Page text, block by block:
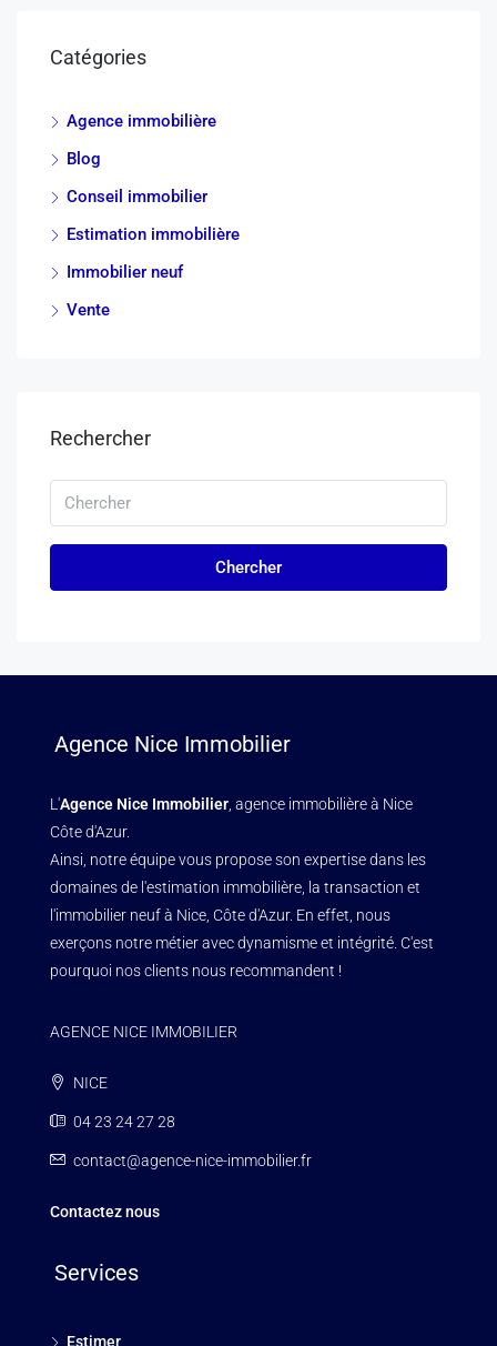
Catégories
Agence immobilière
Blog
Conseil immobilier
Estimation immobilière
Immobilier neuf
Vente
Rechercher
Chercher
Agence Nice Immobilier
L'Agence Nice Immobilier, agence immobilière à Nice
Côte d'Azur.
Ainsi, notre équipe vous propose son expertise dans les
domaines de l'estimation immobilière, la transaction et
l'immobilier neuf à Nice, Côte d'Azur. En effet, nous
exerçons notre métier avec dynamisme et intégrité. C'est
pourquoi nos clients nous recommandent !
AGENCE NICE IMMOBILIER
NICE
04 23 24 27 28
contact@agence-nice-immobilier.fr
Contactez nous
Services
Estimer